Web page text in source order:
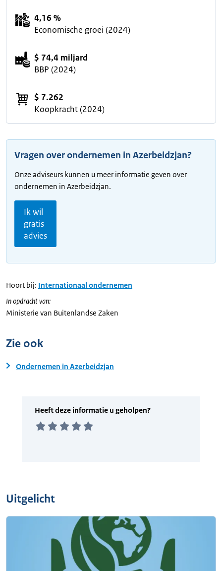
4,16 %
Economische groei (2024)
$ 74,4 miljard
BBP (2024)
$ 7.262
Koopkracht (2024)
Vragen over ondernemen in Azerbeidzjan?
Onze adviseurs kunnen u meer informatie geven over
ondernemen in Azerbeidzjan.
Ik wil
gratis
advies
Hoort bij: Internationaal ondernemen
In opdracht van:
Ministerie van Buitenlandse Zaken
Zie ook
Ondernemen in Azerbeidzjan
Uitgelicht